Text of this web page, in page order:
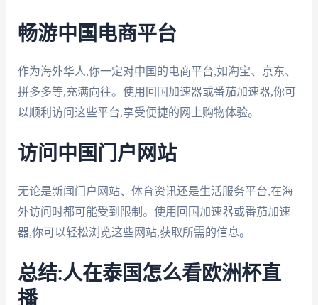
畅游中国电商平台
作为海外华人,你一定对中国的电商平台,如淘宝、京东、
拼多多等,充满向往。使用回国加速器或番茄加速器,你可
以顺利访问这些平台,享受便捷的网上购物体验。
访问中国门户网站
无论是新闻门户网站、体育资讯还是生活服务平台,在海
外访问时都可能受到限制。使用回国加速器或番茄加速
器,你可以轻松浏览这些网站,获取所需的信息。
总结:人在泰国怎么看欧洲杯直
播